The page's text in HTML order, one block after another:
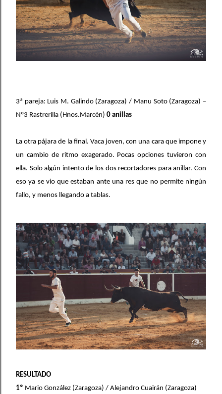
3ª pareja: Luis M. Galindo (Zaragoza) / Manu Soto (Zaragoza) –
Nº3 Rastrerilla (Hnos.Marcén) 0 anillas
La otra pájara de la final. Vaca joven, con una cara que impone y
un cambio de ritmo exagerado. Pocas opciones tuvieron con
ella. Solo algún intento de los dos recortadores para anillar. Con
eso ya se vio que estaban ante una res que no permite ningún
fallo, y menos llegando a tablas.
RESULTADO
1º Mario González (Zaragoza) / Alejandro Cuairán (Zaragoza)